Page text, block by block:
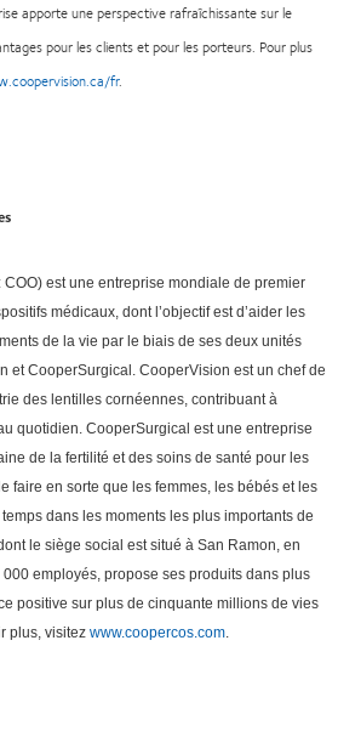
apporte une perspective rafraîchissante sur le
pour les clients et pour les porteurs. Pour plus
fr.
est une entreprise mondiale de premier
médicaux, dont l’objectif est d’aider les
de la vie par le biais de ses deux unités
et CooperSurgical. CooperVision est un chef de
des lentilles cornéennes, contribuant à
quotidien. CooperSurgical est une entreprise
de la fertilité et des soins de santé pour les
faire en sorte que les femmes, les bébés et les
dans les moments les plus importants de
le siège social est situé à San Ramon, en
employés, propose ses produits dans plus
positive sur plus de cinquante millions de vies
plus, visitez www.coopercos.com.